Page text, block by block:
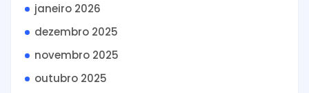
janeiro 2026
dezembro 2025
novembro 2025
outubro 2025